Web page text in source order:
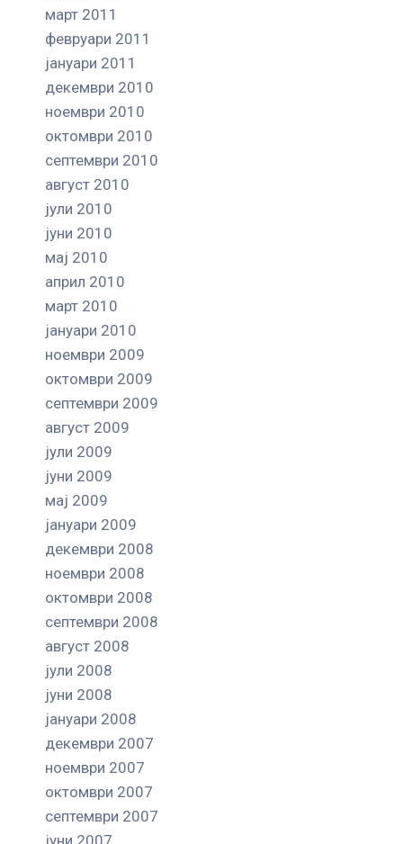
март 2011
февруари 2011
јануари 2011
декември 2010
ноември 2010
октомври 2010
септември 2010
август 2010
јули 2010
јуни 2010
мај 2010
април 2010
март 2010
јануари 2010
ноември 2009
октомври 2009
септември 2009
август 2009
јули 2009
јуни 2009
мај 2009
јануари 2009
декември 2008
ноември 2008
октомври 2008
септември 2008
август 2008
јули 2008
јуни 2008
јануари 2008
декември 2007
ноември 2007
октомври 2007
септември 2007
јуни 2007